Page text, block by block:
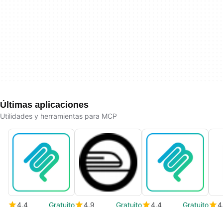
Últimas aplicaciones
Utilidades y herramientas para MCP
4.4 Gratuito 4.9 Gratuito 4.4 Gratuito